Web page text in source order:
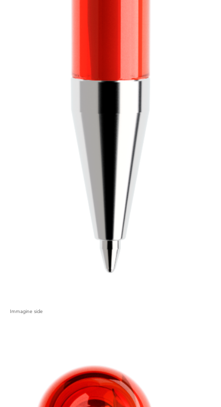
Immagine side